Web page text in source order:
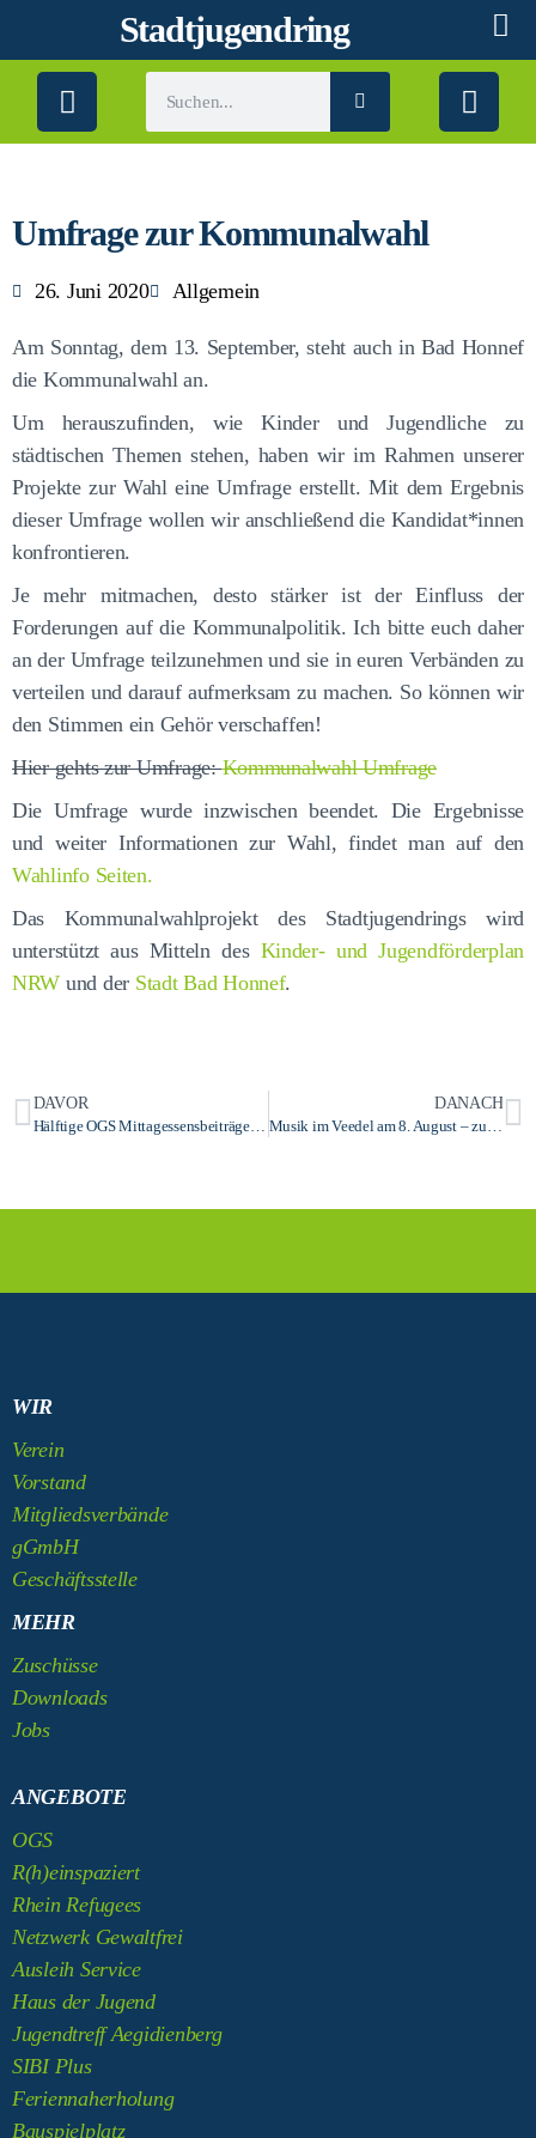
Stadtjugendring
Umfrage zur Kommunalwahl
26. Juni 2020 Allgemein
Am Sonntag, dem 13. September, steht auch in Bad Honnef
die Kommunalwahl an.
Um herauszufinden, wie Kinder und Jugendliche zu
städtischen Themen stehen, haben wir im Rahmen unserer
Projekte zur Wahl eine Umfrage erstellt. Mit dem Ergebnis
dieser Umfrage wollen wir anschließend die Kandidat*innen
konfrontieren.
Je mehr mitmachen, desto stärker ist der Einfluss der
Forderungen auf die Kommunalpolitik. Ich bitte euch daher
an der Umfrage teilzunehmen und sie in euren Verbänden zu
verteilen und darauf aufmerksam zu machen. So können wir
den Stimmen ein Gehör verschaffen!
Hier gehts zur Umfrage:Kommunalwahl Umfrage
Die Umfrage wurde inzwischen beendet. Die Ergebnisse
und weiter Informationen zur Wahl, findet man auf den
Wahlinfo Seiten.
Das Kommunalwahlprojekt des Stadtjugendrings wird
unterstützt aus Mitteln des Kinder- und Jugendförderplan
NRW und der Stadt Bad Honnef.
DAVOR
Hälftige OGS Mittagessensbeiträge im Juni und Juli 2020
DANACH
Musik im Veedel am 8. August – zu Gunsten des Jugendtreff Aegidienberg
WIR
Verein
Vorstand
Mitgliedsverbände
gGmbH
Geschäftsstelle
MEHR
Zuschüsse
Downloads
Jobs
ANGEBOTE
OGS
R(h)einspaziert
Rhein Refugees
Netzwerk Gewaltfrei
Ausleih Service
Haus der Jugend
Jugendtreff Aegidienberg
SIBI Plus
Feriennaherholung
Bauspielplatz